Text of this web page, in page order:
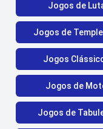
Jogos de
Jogos de Temple
Jogos
Jogos de
Jogos de